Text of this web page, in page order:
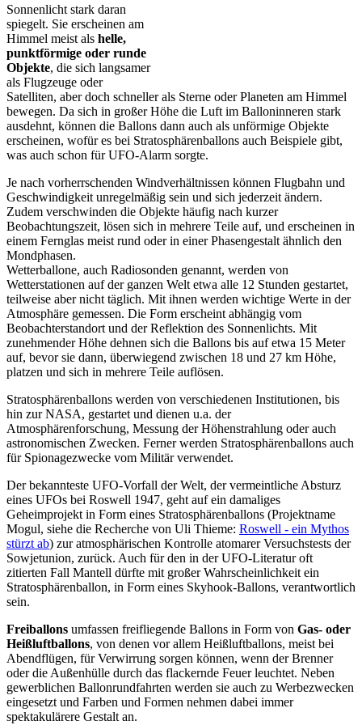
Sonnenlicht stark daran
spiegelt. Sie erscheinen am
Himmel meist als helle,
punktförmige oder runde
Objekte, die sich langsamer
als Flugzeuge oder
Satelliten, aber doch schneller als Sterne oder Planeten am Himmel
bewegen. Da sich in großer Höhe die Luft im Balloninneren stark
ausdehnt, können die Ballons dann auch als unförmige Objekte
erscheinen, wofür es bei Stratosphärenballons auch Beispiele gibt,
was auch schon für UFO-Alarm sorgte.
Je nach vorherrschenden Windverhältnissen können Flugbahn und
Geschwindigkeit unregelmäßig sein und sich jederzeit ändern.
Zudem verschwinden die Objekte häufig nach kurzer
Beobachtungszeit, lösen sich in mehrere Teile auf, und erscheinen in
einem Fernglas meist rund oder in einer Phasengestalt ähnlich den
Mondphasen.
Wetterballone, auch Radiosonden genannt, werden von
Wetterstationen auf der ganzen Welt etwa alle 12 Stunden gestartet,
teilweise aber nicht täglich. Mit ihnen werden wichtige Werte in der
Atmosphäre gemessen. Die Form erscheint abhängig vom
Beobachterstandort und der Reflektion des Sonnenlichts. Mit
zunehmender Höhe dehnen sich die Ballons bis auf etwa 15 Meter
auf, bevor sie dann, überwiegend zwischen 18 und 27 km Höhe,
platzen und sich in mehrere Teile auflösen.
Stratosphärenballons werden von verschiedenen Institutionen, bis
hin zur NASA, gestartet und dienen u.a. der
Atmosphärenforschung, Messung der Höhenstrahlung oder auch
astronomischen Zwecken. Ferner werden Stratosphärenballons auch
für Spionagezwecke vom Militär verwendet.
Der bekannteste UFO-Vorfall der Welt, der vermeintliche Absturz
eines UFOs bei Roswell 1947, geht auf ein damaliges
Geheimprojekt in Form eines Stratosphärenballons (Projektname
Mogul, siehe die Recherche von Uli Thieme: Roswell - ein Mythos
stürzt ab) zur atmosphärischen Kontrolle atomarer Versuchstests der
Sowjetunion, zurück. Auch für den in der UFO-Literatur oft
zitierten Fall Mantell dürfte mit großer Wahrscheinlichkeit ein
Stratosphärenballon, in Form eines Skyhook-Ballons, verantwortlich
sein.
Freiballons umfassen freifliegende Ballons in Form von Gas- oder
Heißluftballons, von denen vor allem Heißluftballons, meist bei
Abendflügen, für Verwirrung sorgen können, wenn der Brenner
oder die Außenhülle durch das flackernde Feuer leuchtet. Neben
gewerblichen Ballonrundfahrten werden sie auch zu Werbezwecken
eingesetzt und Farben und Formen nehmen dabei immer
spektakulärere Gestalt an.